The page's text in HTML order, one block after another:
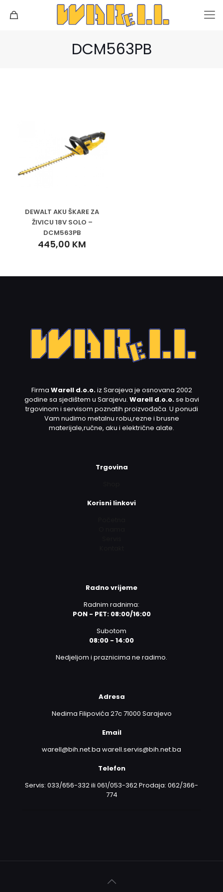
DCM563PB
DEWALT AKU ŠKARE ZA
ŽIVICU 18V SOLO –
DCM563PB
445,00 KM
Firma Warell d.o.o.iz Sarajeva je osnovana 2002
godine sa sjedištem u Sarajevu. Warell d.o.o.se bavi
trgovinom i servisom poznatih proizvođača. U ponudi
Vam nudimo metalnu robu,rezne i brusne
materijale,ručne, aku i električne alate.
Trgovina
Korisni linkovi
Radno vrijeme
Radnim radnima:
PON - PET: 08:00/16:00
Subotom
08:00 - 14:00
Nedjeljom i praznicima ne radimo.
Adresa
Nedima Filipovića 27c 71000 Sarajevo
Email
warell@bih.net.ba warell.servis@bih.net.ba
Telefon
Servis: 033/656-332 ili 061/053-362 Prodaja: 062/366-
774